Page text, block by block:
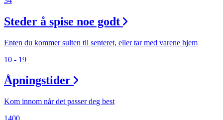
Steder å spise noe godt
Enten du kommer sulten til senteret, eller tar med varene hjem
10 - 19
Åpningstider
Kom innom når det passer deg best